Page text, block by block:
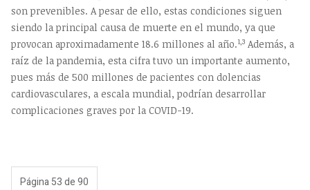
son prevenibles. A pesar de ello, estas condiciones siguen
siendo la principal causa de muerte en el mundo, ya que
provocan aproximadamente 18.6 millones al año.1,3 Además, a
raíz de la pandemia, esta cifra tuvo un importante aumento,
pues más de 500 millones de pacientes con dolencias
cardiovasculares, a escala mundial, podrían desarrollar
complicaciones graves por la COVID-19.
Página 53 de 90